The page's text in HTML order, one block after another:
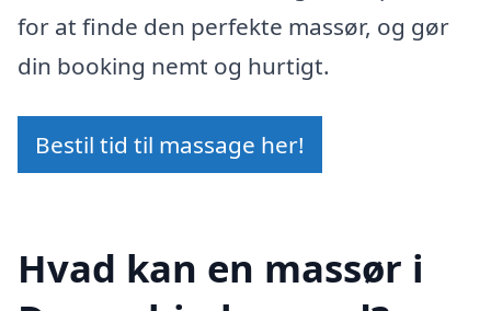
for at finde den perfekte massør, og gør
din booking nemt og hurtigt.
Bestil tid til massage her!
Hvad kan en massør i